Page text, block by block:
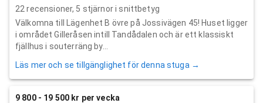
22 recensioner, 5 stjärnor i snittbetyg
Välkomna till Lägenhet B övre på Jossivägen 45! Huset ligger
i området Gilleråsen intill Tandådalen och är ett klassiskt
fjällhus i souterräng by...
Läs mer och se tillgänglighet för denna stuga →
9 800 - 19 500 kr per vecka